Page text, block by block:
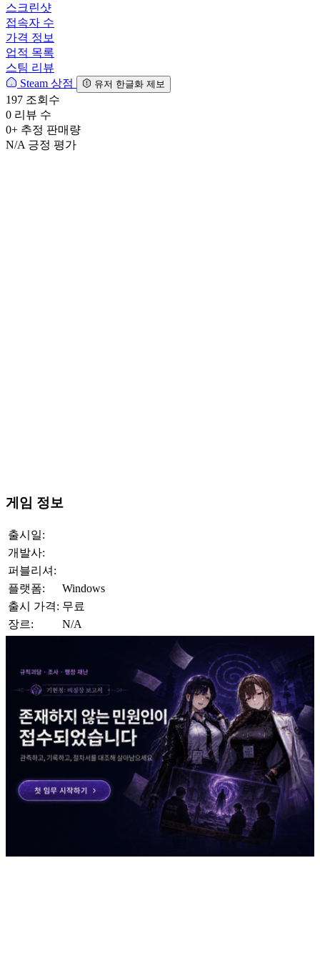
스크린샷
접속자 수
가격 정보
업적 목록
스팀 리뷰
Steam 상점
유저 한글화 제보
197 조회수
0 리뷰 수
0+ 추정 판매량
N/A 긍정 평가
게임 정보
출시일:
개발사:
퍼블리셔:
플랫폼:
Windows
출시 가격: 무료
장르:
N/A